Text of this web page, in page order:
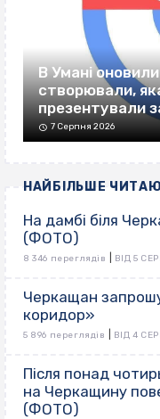
В Умані
створювали,
презентували
7 Серпня 2026
НАЙБІЛЬШЕ
На дамбі біля
(ФОТО)
8 346 переглядів ВІД 5
Черкащан
коридор»
5 896 переглядів ВІД 4
Після понад
на Черкащину
(ФОТО)